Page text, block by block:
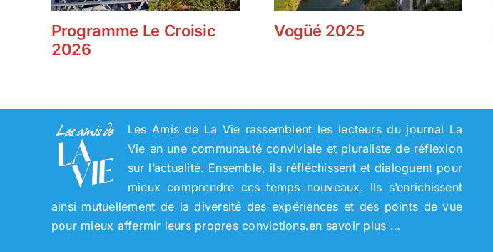
Programme Le Croisic
2026
Vogüé 2025
Les Amis de La Vie rassemblent les lecteurs du journal La
Vie en une communauté conviviale et pluraliste de réflexion
sur l’actualité. Ensemble, ils réfléchissent et dialoguent pour
mieux comprendre ces temps nouveaux. Ils s’enrichissent
ainsi mutuellement de la diversité des expériences et des points de vue
pour mieux affermir leurs propres convictions.en savoir plus …